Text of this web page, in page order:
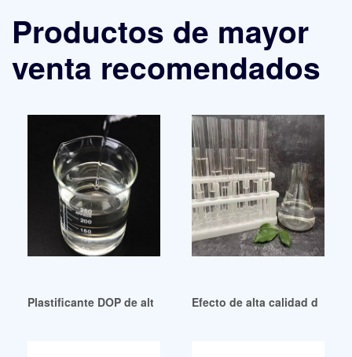
Productos de mayor
venta recomendados
Plastificante DOP de alto rendimiento – Spell Group
Efecto de alta calidad del